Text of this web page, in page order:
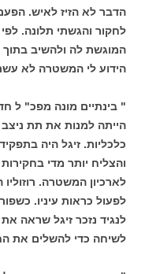
הדבר לא הזיז לאיש.
לחקור והגשתי תלונה.
המוגשת לה ולהשיב
הידוע לי המשטרה לא
" בינתיים מונה מפכ" ל
הייתה למנות את תת ניצב
כלכליות. זיגל היה
והצליח יותר מדי
לארכיון המשטרה. רוזוליו
לפעול כראות עיניו.
לנגיד נזכר זיגל שראה
לשיחה כדי להשלים את